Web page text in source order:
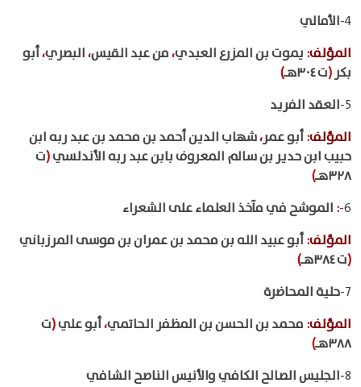
4- الأمالي
المؤلف: يموت بن المزرع العبدي،من عبد القيس،البصري،أبو
بكر(ت ٣٠٤هـ
)
5- العقد الفريد
المؤلف:أبو عمر،شهاب الدين أحمد بن محمد بن عبد ربه ابن
حبيب ابن حدير بن سالم المعروف بابن عبد ربه الأندلسي(ت
٣٢٨هـ
)
6-
: الموشح في مآخذ العلماء على الشعراء
المؤلف:أبو عبيد الله بن محمد بن عمران بن موسى المرزباني
(ت ٣٨٤هـ
)
7- حلية المحاضرة
المؤلف: محمد بن الحسن بن المظفر الحاتمي،أبو علي(ت
٣٨٨هـ
)
8- الجليس الصالح الكافي والأنيس الناصح الشافي